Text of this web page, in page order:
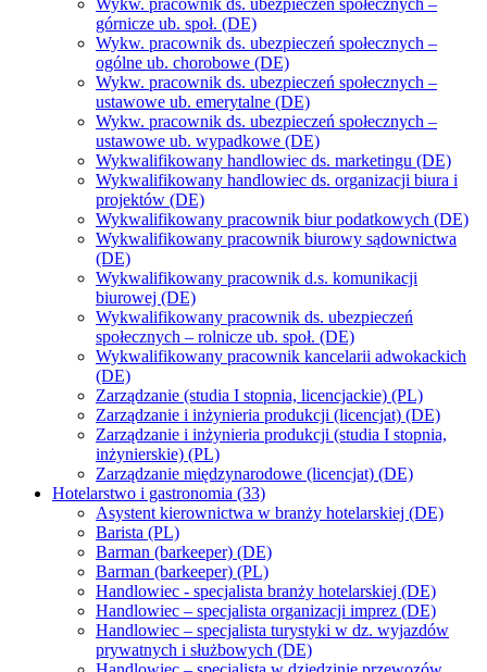
Wykw. pracownik ds. ubezpieczeń społecznych –
górnicze ub. społ. (DE)
Wykw. pracownik ds. ubezpieczeń społecznych –
ogólne ub. chorobowe (DE)
Wykw. pracownik ds. ubezpieczeń społecznych –
ustawowe ub. emerytalne (DE)
Wykw. pracownik ds. ubezpieczeń społecznych –
ustawowe ub. wypadkowe (DE)
Wykwalifikowany handlowiec ds. marketingu (DE)
Wykwalifikowany handlowiec ds. organizacji biura i
projektów (DE)
Wykwalifikowany pracownik biur podatkowych (DE)
Wykwalifikowany pracownik biurowy sądownictwa
(DE)
Wykwalifikowany pracownik d.s. komunikacji
biurowej (DE)
Wykwalifikowany pracownik ds. ubezpieczeń
społecznych – rolnicze ub. społ. (DE)
Wykwalifikowany pracownik kancelarii adwokackich
(DE)
Zarządzanie (studia I stopnia, licencjackie) (PL)
Zarządzanie i inżynieria produkcji (licencjat) (DE)
Zarządzanie i inżynieria produkcji (studia I stopnia,
inżynierskie) (PL)
Zarządzanie międzynarodowe (licencjat) (DE)
Hotelarstwo i gastronomia (33)
Asystent kierownictwa w branży hotelarskiej (DE)
Barista (PL)
Barman (barkeeper) (DE)
Barman (barkeeper) (PL)
Handlowiec - specjalista branży hotelarskiej (DE)
Handlowiec – specjalista organizacji imprez (DE)
Handlowiec – specjalista turystyki w dz. wyjazdów
prywatnych i służbowych (DE)